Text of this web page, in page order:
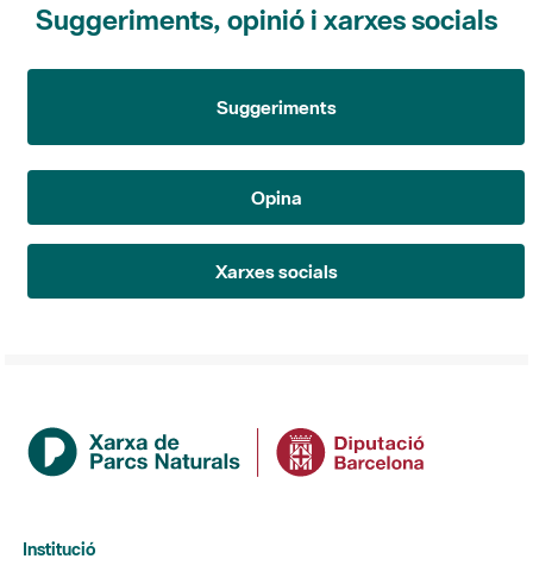
Suggeriments, opinió i xarxes socials
Suggeriments
Opina
Xarxes socials
Institució